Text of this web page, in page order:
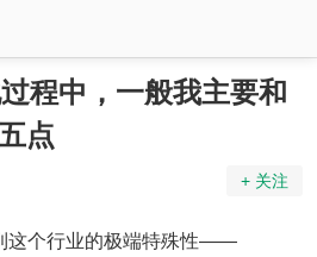
程中，一般我主要和
点
+ 关注
这个行业的极端特殊性——